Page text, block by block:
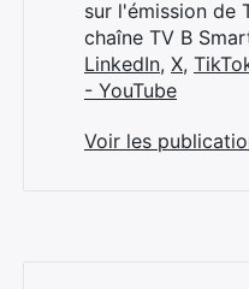
sur l'émission de
chaîne TV B
LinkedIn, X,
- YouTube
Voir les